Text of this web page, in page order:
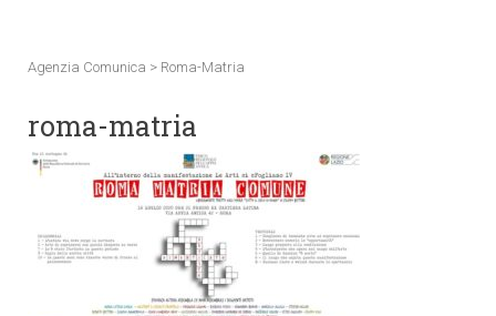
Agenzia Comunica > Roma-Matria
roma-matria